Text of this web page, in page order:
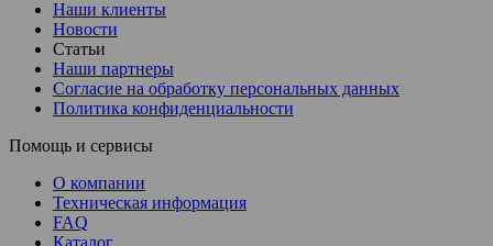
Наши клиенты
Новости
Статьи
Наши партнеры
Согласие на обработку персональных данных
Политика конфиденциальности
Помощь и сервисы
О компании
Техническая информация
FAQ
Каталог